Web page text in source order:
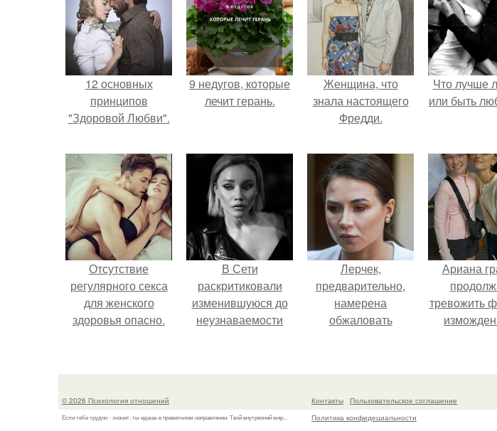
12 основных
принципов
"Здоровой Любви".
9 недугов, которые
лечит герань.
Женщина, что
знала настоящего
Фредди.
Что лучше
или быть
Отсутствие
регулярного секса
для женского
здоровья опасно.
В Сети
раскритиковали
изменившуюся до
неузнаваемости
Лерчек,
предварительно,
намерена
обжаловать
Ариана
тревожить
© 2026 Психология отношений
Если тебе трудно - значит, ты идешь в правильном направлении. Твой внутренний мир...
Контакты
Пользовательское соглашение
Политика конфидециальности